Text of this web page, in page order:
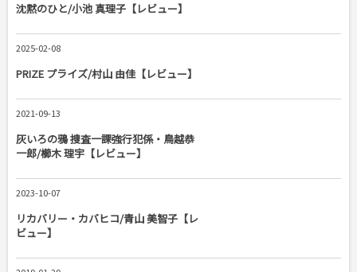
沈黙のひと/小池 真理子【レビュー】
2025-02-08
PRIZE プライズ/村山 由佳【レビュー】
2021-09-13
灰いろの鴉 捜査一課強行犯係・鳥越恭
一郎/櫛木 理宇【レビュー】
2023-10-07
リカバリー・カバヒコ/青山 美智子【レ
ビュー】